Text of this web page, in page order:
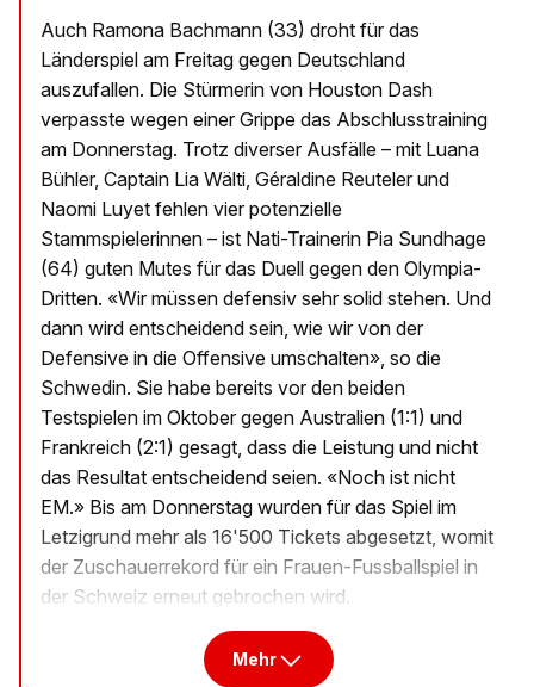
Auch Ramona Bachmann (33) droht für das
Länderspiel am Freitag gegen Deutschland
auszufallen. Die Stürmerin von Houston Dash
verpasste wegen einer Grippe das Abschlusstraining
am Donnerstag. Trotz diverser Ausfälle – mit Luana
Bühler, Captain Lia Wälti, Géraldine Reuteler und
Naomi Luyet fehlen vier potenzielle
Stammspielerinnen – ist Nati-Trainerin Pia Sundhage
(64) guten Mutes für das Duell gegen den Olympia-
Dritten. «Wir müssen defensiv sehr solid stehen. Und
dann wird entscheidend sein, wie wir von der
Defensive in die Offensive umschalten», so die
Schwedin. Sie habe bereits vor den beiden
Testspielen im Oktober gegen Australien (1:1) und
Frankreich (2:1) gesagt, dass die Leistung und nicht
das Resultat entscheidend seien. «Noch ist nicht
EM.» Bis am Donnerstag wurden für das Spiel im
Letzigrund mehr als 16'500 Tickets abgesetzt, womit
der Zuschauerrekord für ein Frauen-Fussballspiel in
der Schweiz erneut gebrochen wird.
Mehr